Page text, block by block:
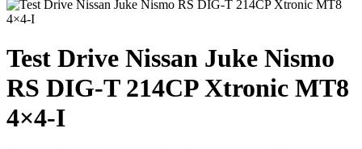
Test Drive Nissan Juke Nismo
RS DIG-T 214CP Xtronic MT8
4×4-I